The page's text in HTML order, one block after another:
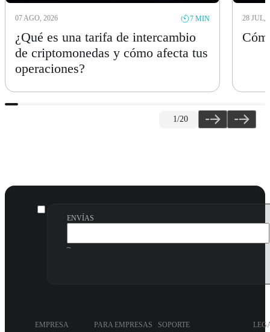
07 AGO, 2026 7 MIN
¿Qué es una tarifa de intercambio
de criptomonedas y cómo afecta tus
operaciones?
28 JUL,
1/20
ENVÍAS
~
EMPRESA PARA EMPRESAS SOPORTE